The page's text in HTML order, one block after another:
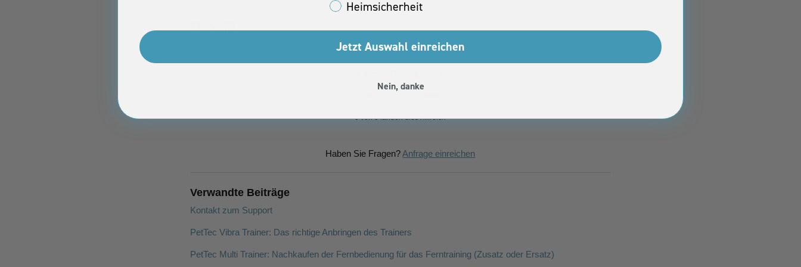
0 von 0 fanden dies hilfreich
Haben Sie Fragen?Anfrage einreichen
Verwandte Beiträge
Kontakt zum Support
PetTec Vibra Trainer: Das richtige Anbringen des Trainers
PetTec Multi Trainer: Nachkaufen der Fernbedienung für das Ferntraining (Zusatz oder Ersatz)
Heimsicherheit
Jetzt Auswahl einreichen
Nein, danke